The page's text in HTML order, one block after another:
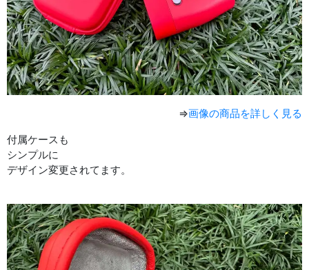
⇒画像の商品を詳しく見る
付属ケースも
シンプルに
デザイン変更されてます。